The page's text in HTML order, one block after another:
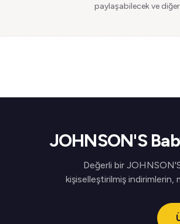
paylaşabilecek ve
JOHNSON'S
Değerli bir
kişiselleştirilmiş indirimlerin,